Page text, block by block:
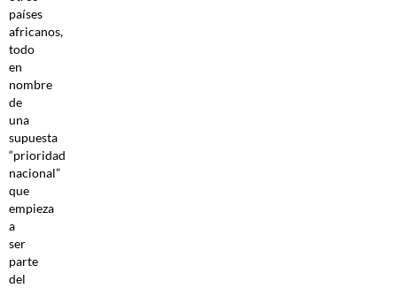
países
africanos,
todo
en
nombre
de
una
supuesta
“prioridad
nacional”
que
empieza
a
ser
parte
del